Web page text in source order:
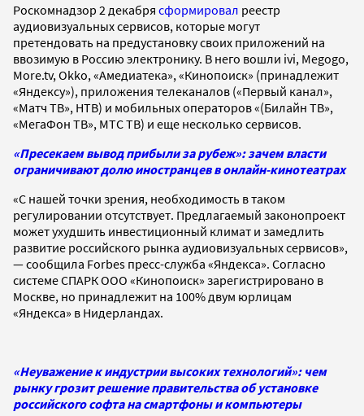
Роскомнадзор 2 декабря сформировал реестр
аудиовизуальных сервисов, которые могут
претендовать на предустановку своих приложений на
ввозимую в Россию электронику. В него вошли ivi, Megogo,
More.tv, Okko, «Амедиатека», «Кинопоиск» (принадлежит
«Яндексу»), приложения телеканалов («Первый канал»,
«Матч ТВ», НТВ) и мобильных операторов «(Билайн ТВ»,
«МегаФон ТВ», МТС ТВ) и еще несколько сервисов.
«Пресекаем вывод прибыли за рубеж»: зачем власти
ограничивают долю иностранцев в онлайн-кинотеатрах
«С нашей точки зрения, необходимость в таком
регулировании отсутствует. Предлагаемый законопроект
может ухудшить инвестиционный климат и замедлить
развитие российского рынка аудиовизуальных сервисов»,
— сообщила Forbes пресс-служба «Яндекса». Согласно
системе СПАРК ООО «Кинопоиск» зарегистрировано в
Москве, но принадлежит на 100% двум юрлицам
«Яндекса» в Нидерландах.
«Неуважение к индустрии высоких технологий»: чем
рынку грозит решение правительства об установке
российского софта на смартфоны и компьютеры